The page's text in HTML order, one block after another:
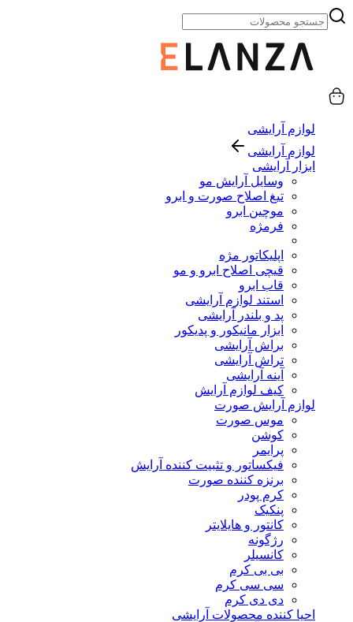
لوازم آرایشی
لوازم آرایشی
ابزار آرایشی
وسایل آرایش مو
تیغ اصلاح صورت و ابرو
موچین ابرو
فرمژه
اپلیکاتور مژه
قیچی اصلاح ابرو و مو
قاب ابرو
استند لوازم آرایشی
پد و بلندر آرایشی
ابزار مانیکور و پدیکور
براش آرایشی
تراش آرایشی
آینه آرایشی
کیف لوازم آرایش
لوازم آرایش صورت
موس صورت
کوشن
پرایمر
فیکساتور و تثبیت کننده آرایش
برنزه کننده صورت
کرم پودر
پنکیک
کانتور و هایلایتر
رژگونه
کانسیلر
بی بی کرم
سی سی کرم
دی دی کرم
احیا کننده محصولات آرایشی